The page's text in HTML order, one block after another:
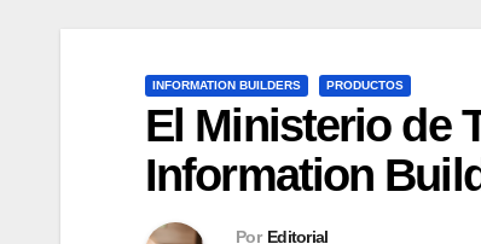
INFORMATION BUILDERS PRODUCTOS
El Ministerio de
Information
Por Editorial